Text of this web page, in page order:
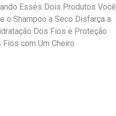
Esses Dois Produtos Você
o Shampoo a Seco Disfarça a
Dos Fios e Proteção
com Um Cheiro